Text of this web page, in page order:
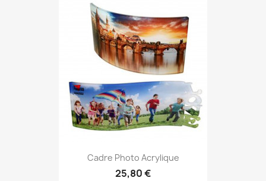
Cadre Photo Acrylique
25,80 €